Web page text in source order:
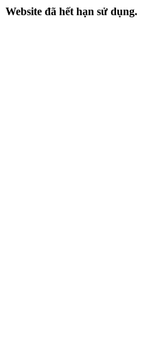
Website đã hết hạn sử dụng.